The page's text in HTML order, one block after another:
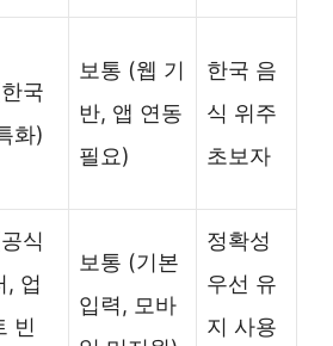
국
화)
보통 (웹 기
반, 앱 연동
필요)
한국 음
식 위주
초보자
식
, 업
빈
보통 (기본
입력, 모바
정확성
우선 유
지 사용